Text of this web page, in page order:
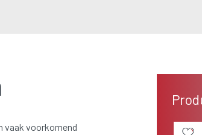
vaak voorkomend